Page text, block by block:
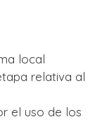
local
relativa al
el uso de los